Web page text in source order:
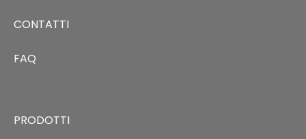
CONTATTI
FAQ
PRODOTTI